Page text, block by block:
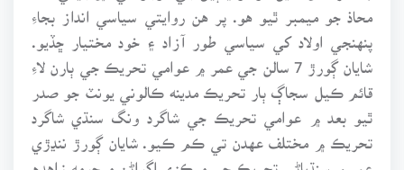
محاذ جو ميمبر ٿيو هو. پر هن روايتي سياسي انداز بجاءِ
پنهنجي اولاد کي سياسي طور آزاد ۽ خود مختيار ڇڏيو.
شايان ڳورڙ 7 سالن جي عمر ۾ عوامي تحريڪ جي ٻارن لاءِ
قائم ڪيل سجاڳ ٻار تحريڪ مدينه ڪالوني يونٽ جو صدر
ٿيو بعد ۾ عوامي تحريڪ جي شاگرد ونگ سنڌي شاگرد
تحريڪ ۾ مختلف عهدن تي ڪم ڪيو. شايان ڳورڙ ننڍڙي
عمر ۾ سنڌياڻي تحريڪ جي مرڪزي اڳواڻن مرحومه زاهده